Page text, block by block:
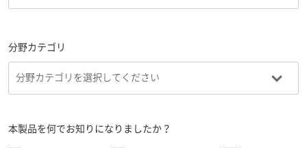
分野カテゴリ
本製品を何でお知りになりましたか？